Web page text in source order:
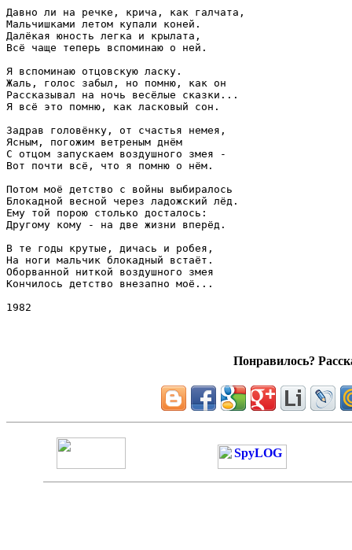
Давно ли на речке, крича, как галчата,
Мальчишками летом купали коней.
Далёкая юность легка и крылата,
Всё чаще теперь вспоминаю о ней.
Я вспоминаю отцовскую ласку.
Жаль, голос забыл, но помню, как он
Рассказывал на ночь весёлые сказки...
Я всё это помню, как ласковый сон.
Задрав головёнку, от счастья немея,
Ясным, погожим ветреным днём
С отцом запускаем воздушного змея -
Вот почти всё, что я помню о нём.
Потом моё детство с войны выбиралось
Блокадной весной через ладожский лёд.
Ему той порою столько досталось:
Другому кому - на две жизни вперёд.
В те годы крутые, дичась и робея,
На ноги мальчик блокадный встаёт.
Оборванной ниткой воздушного змея
Кончилось детство внезапно моё...
Понравилось?